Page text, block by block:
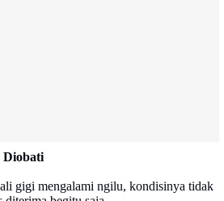
Diobati
gigi mengalami ngilu, kondisinya tidak